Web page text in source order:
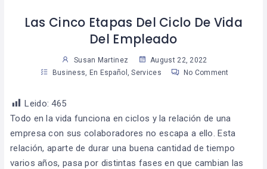
Las Cinco Etapas Del Ciclo De Vida
Del Empleado
Susan Martinez
August 22, 2022
Business
En Español ,Services No Comment
Leido: 465
Todo en la vida funciona en ciclos y la relación de una
empresa con sus colaboradores no escapa a ello. Esta
relación, aparte de durar una buena cantidad de tiempo
varios años, pasa por distintas fases en que cambian las